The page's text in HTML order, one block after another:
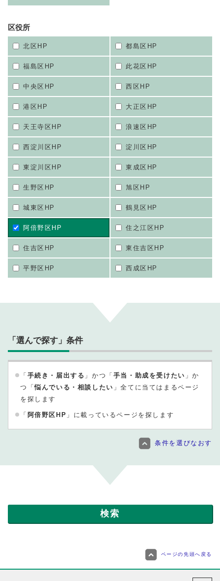
区役所
北区HP 都島区HP
福島区HP 此花区HP
中央区HP 西区HP
港区HP 大正区HP
天王寺区HP 浪速区HP
西淀川区HP 淀川区HP
東淀川区HP 東成区HP
生野区HP 旭区HP
城東区HP 鶴見区HP
阿倍野区HP 住之江区HP
住吉区HP 東住吉区HP
平野区HP 西成区HP
「選んで探す」条件
「 手続き・届出する 」かつ「 手当・助成を受けたい 」か
つ「悩んでいる・相談したい 」全てに当てはまるページ
を探します
「 阿倍野区HP 」に載っているページを探します
条件を選びなおす
ページの先頭へ戻る